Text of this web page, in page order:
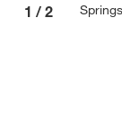
1 / 2